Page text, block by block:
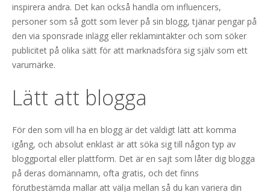
inspirera andra. Det kan också handla om influencers,
personer som så gott som lever på sin blogg, tjänar pengar på
den via sponsrade inlägg eller reklamintäkter och som söker
publicitet på olika sätt för att marknadsföra sig själv som ett
varumärke.
Lätt att blogga
För den som vill ha en blogg är det väldigt lätt att komma
igång, och absolut enklast är att söka sig till någon typ av
bloggportal eller plattform. Det är en sajt som låter dig blogga
på deras domännamn, ofta gratis, och det finns
förutbestämda mallar att välja mellan så du kan variera din